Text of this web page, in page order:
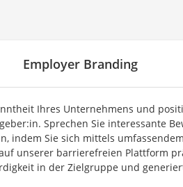
Employer Branding
Ihres Unternehmens und
Sprechen Sie interessante
indem Sie sich mittels umfassendem
unserer barrierefreien Plattform
in der Zielgruppe und